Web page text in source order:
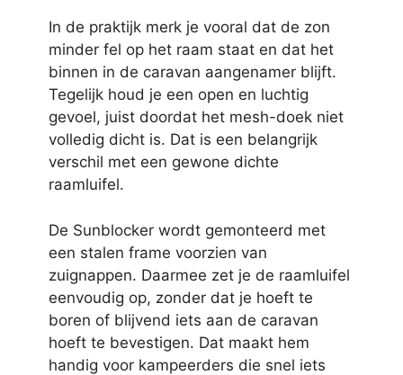
In de praktijk merk je vooral dat de zon
minder fel op het raam staat en dat het
binnen in de caravan aangenamer blijft.
Tegelijk houd je een open en luchtig
gevoel, juist doordat het mesh-doek niet
volledig dicht is. Dat is een belangrijk
verschil met een gewone dichte
raamluifel.
De Sunblocker wordt gemonteerd met
een stalen frame voorzien van
zuignappen. Daarmee zet je de raamluifel
eenvoudig op, zonder dat je hoeft te
boren of blijvend iets aan de caravan
hoeft te bevestigen. Dat maakt hem
handig voor kampeerders die snel iets